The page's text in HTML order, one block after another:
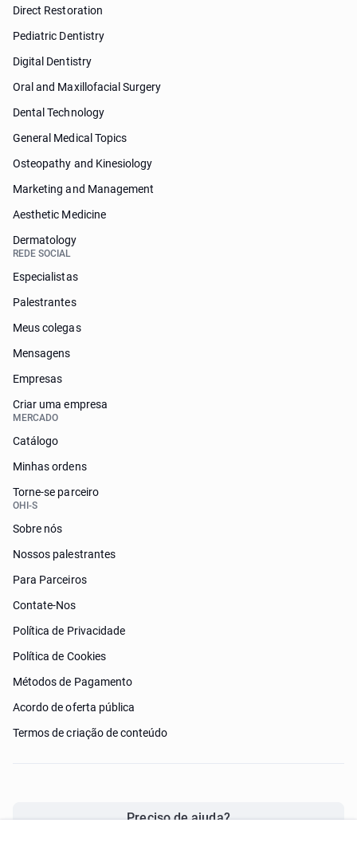
Direct Restoration
Pediatric Dentistry
Digital Dentistry
Oral and Maxillofacial Surgery
Dental Technology
General Medical Topics
Osteopathy and Kinesiology
Marketing and Management
Aesthetic Medicine
Dermatology
REDE SOCIAL
Especialistas
Palestrantes
Meus colegas
Mensagens
Empresas
Criar uma empresa
MERCADO
Catálogo
Minhas ordens
Torne-se parceiro
OHI-S
Sobre nós
Nossos palestrantes
Para Parceiros
Contate-Nos
Política de Privacidade
Política de Cookies
Métodos de Pagamento
Acordo de oferta pública
Termos de criação de conteúdo
Preciso de ajuda?